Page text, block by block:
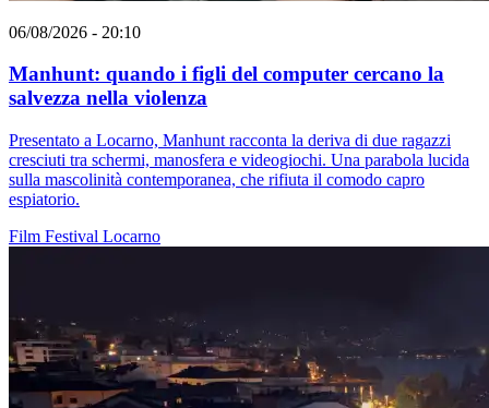
06/08/2026 - 20:10
Manhunt: quando i figli del computer cercano la
salvezza nella violenza
Presentato a Locarno, Manhunt racconta la deriva di due ragazzi
cresciuti tra schermi, manosfera e videogiochi. Una parabola lucida
sulla mascolinità contemporanea, che rifiuta il comodo capro
espiatorio.
Film Festival Locarno